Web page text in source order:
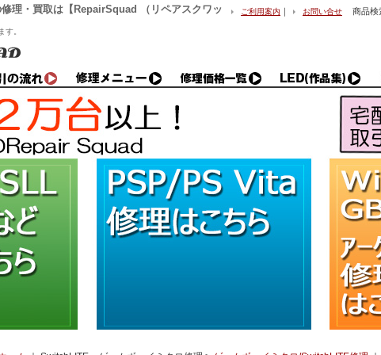
理・買取は【RepairSquad （リペアスクワッ
す。
ご利用案内 ｜ お問い合せ 商品検